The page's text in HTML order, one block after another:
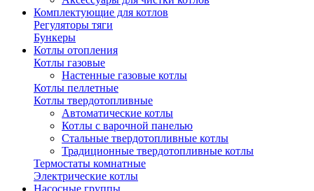
Комплектующие для котлов
Регуляторы тяги
Бункеры
Котлы отопления
Котлы газовые
Настенные газовые котлы
Котлы пеллетные
Котлы твердотопливные
Автоматические котлы
Котлы с варочной панелью
Стальные твердотопливные котлы
Традиционные твердотопливные котлы
Термостаты комнатные
Электрические котлы
Насосные группы